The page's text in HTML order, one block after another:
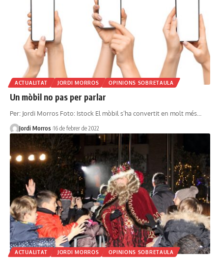
ACTUALITAT JORDI MORROS OPINIONS SOBRETAULA
Un mòbil no pas per parlar
Per: Jordi Morros Foto: Istock El mòbil s’ha convertit en molt més…
Jordi Morros 16 de febrer de 2022
ACTUALITAT JORDI MORROS OPINIONS SOBRETAULA